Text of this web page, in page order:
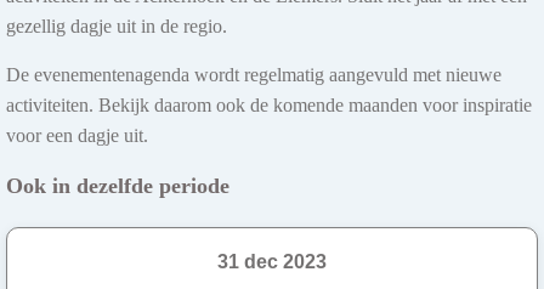
gezellig dagje uit in de regio.
De evenementenagenda wordt regelmatig aangevuld met nieuwe
activiteiten. Bekijk daarom ook de komende maanden voor inspiratie
voor een dagje uit.
Ook in dezelfde periode
31 dec 2023